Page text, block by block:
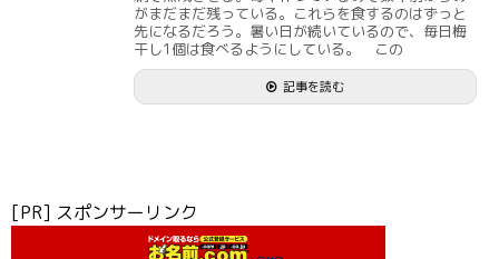
がまだまだ残っている。これらを食するのはずっと
先になるだろう。暑い日が続いているので、毎日梅
干し1個は食べるようにしている。 この
記事を読む
[PR] スポンサーリンク